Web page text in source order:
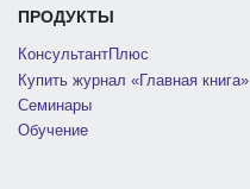
ПРОДУКТЫ
КонсультантПлюс
Купить журнал «Главная книга»
Семинары
Обучение